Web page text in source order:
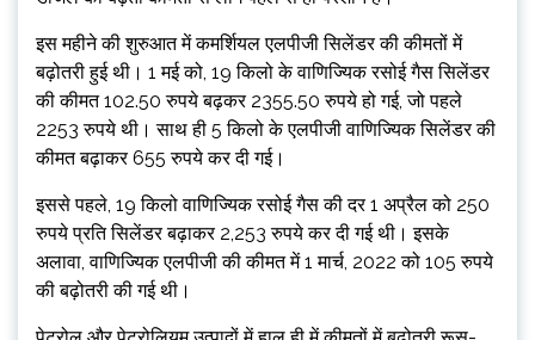
इस महीने की शुरुआत में कमर्शियल एलपीजी सिलेंडर की कीमतों में
बढ़ोतरी हुई थी। 1 मई को, 19 किलो के वाणिज्यिक रसोई गैस सिलेंडर
की कीमत 102.50 रुपये बढ़कर 2355.50 रुपये हो गई, जो पहले
2253 रुपये थी। साथ ही 5 किलो के एलपीजी वाणिज्यिक सिलेंडर की
कीमत बढ़ाकर 655 रुपये कर दी गई।
इससे पहले, 19 किलो वाणिज्यिक रसोई गैस की दर 1 अप्रैल को 250
रुपये प्रति सिलेंडर बढ़ाकर 2,253 रुपये कर दी गई थी। इसके
अलावा, वाणिज्यिक एलपीजी की कीमत में 1 मार्च, 2022 को 105 रुपये
की बढ़ोतरी की गई थी।